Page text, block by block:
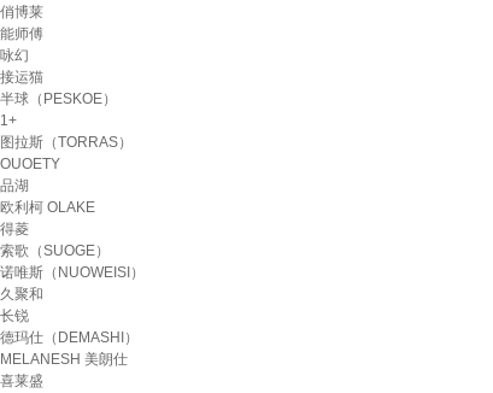
俏博莱
能师傅
咏幻
接运猫
半球（PESKOE）
1+
图拉斯（TORRAS）
OUOETY
品湖
欧利柯 OLAKE
得菱
索歌（SUOGE）
诺唯斯（NUOWEISI）
久聚和
长锐
德玛仕（DEMASHI）
MELANESH 美朗仕
喜莱盛